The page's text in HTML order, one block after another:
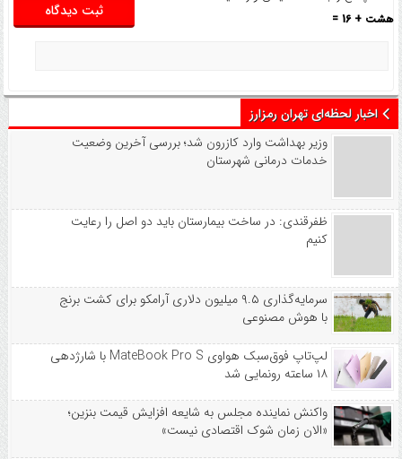
هشت + 16 =
اخبار لحظه‌ای تهران رمزارز
وزیر بهداشت وارد کازرون شد؛ بررسی آخرین وضعیت
خدمات درمانی شهرستان
ظفرقندی: در ساخت بیمارستان باید دو اصل را رعایت
کنیم
سرمایه‌گذاری ۹.۵ میلیون دلاری آرامکو برای کشت برنج
با هوش مصنوعی
لپ‌تاپ فوق‌سبک هواوی MateBook Pro S با شارژدهی
۱۸ ساعته رونمایی شد
واکنش نماینده مجلس به شایعه افزایش قیمت بنزین؛
«الان زمان شوک اقتصادی نیست»